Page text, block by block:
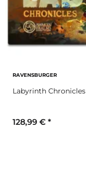
RAVENSBURGER
Labyrinth Chronicles
128,99 € *